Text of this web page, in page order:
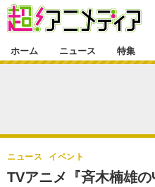
ゲーム・アプリ
特集一覧
連載マンガ
連載マンガ一覧
ホーム ニュース 特集
TVアニメ『斉木楠雄
ニュース イベント